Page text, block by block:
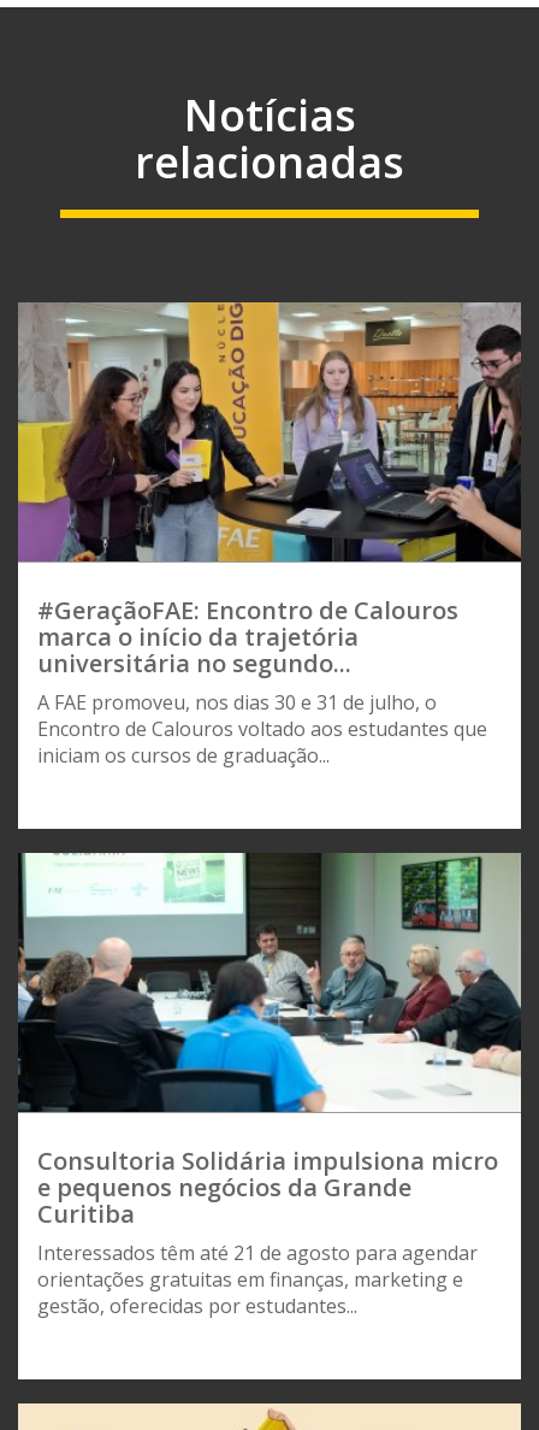
Notícias
relacionadas
#GeraçãoFAE: Encontro de Calouros
marca o início da trajetória
universitária no segundo...
A FAE promoveu, nos dias 30 e 31 de julho, o
Encontro de Calouros voltado aos estudantes que
iniciam os cursos de graduação...
Consultoria Solidária impulsiona micro
e pequenos negócios da Grande
Curitiba
Interessados têm até 21 de agosto para agendar
orientações gratuitas em finanças, marketing e
gestão, oferecidas por estudantes...